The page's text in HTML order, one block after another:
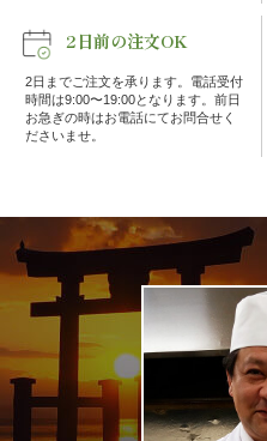
方
法・
エ
リ
ア
お
2日前の注文OK
2日までご注文を承ります。電話受付
時間は9:00〜19:00となります。前日
お急ぎの時はお電話にてお問合せく
ださいませ。